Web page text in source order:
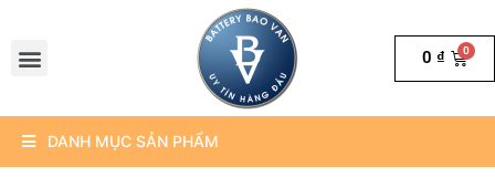
0 ₫
DANH MỤC SẢN PHẨM